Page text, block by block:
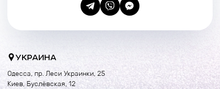
УКРАИНА
Одесса, пр. Леси Украинки, 25
Киев, Буслёвская, 12